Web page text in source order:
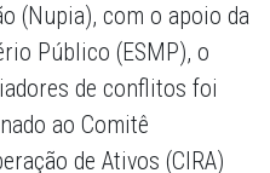
(Nupia), com o apoio da
Público (ESMP), o
de conflitos foi
ao Comitê
de Ativos (CIRA)